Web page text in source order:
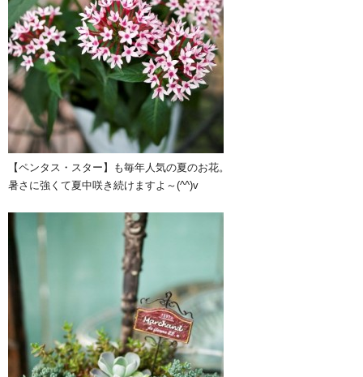
【ペンタス・スター】も毎年人気の夏のお花。
暑さに強くて夏中咲き続けますよ～(^^)v